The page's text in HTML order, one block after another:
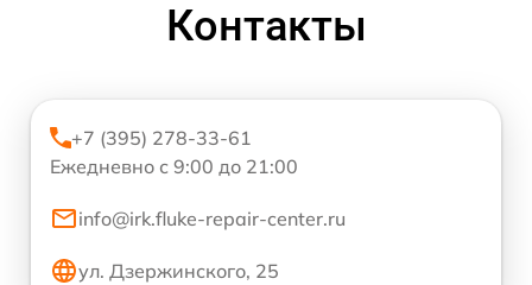
Контакты
+7 (395) 278-33-61
Ежедневно с 9:00 до 21:00
info@irk.fluke-repair-center.ru
ул. Дзержинского, 25